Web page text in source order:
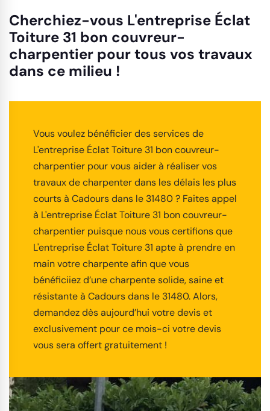
Cherchiez-vous L'entreprise Éclat
Toiture 31 bon couvreur-
charpentier pour tous vos travaux
dans ce milieu !
Vous voulez bénéficier des services de
L'entreprise Éclat Toiture 31 bon couvreur-
charpentier pour vous aider à réaliser vos
travaux de charpenter dans les délais les plus
courts à Cadours dans le 31480 ? Faites appel
à L'entreprise Éclat Toiture 31 bon couvreur-
charpentier puisque nous vous certifions que
L'entreprise Éclat Toiture 31 apte à prendre en
main votre charpente afin que vous
bénéficiiez d’une charpente solide, saine et
résistante à Cadours dans le 31480. Alors,
demandez dès aujourd’hui votre devis et
exclusivement pour ce mois-ci votre devis
vous sera offert gratuitement !